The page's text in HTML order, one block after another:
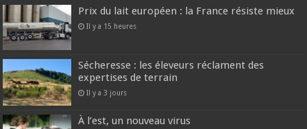
Prix du lait européen : la France résiste mieux
Il y a 15 heures
Sécheresse : les éleveurs réclament des
expertises de terrain
Il y a 3 jours
À l’est, un nouveau virus